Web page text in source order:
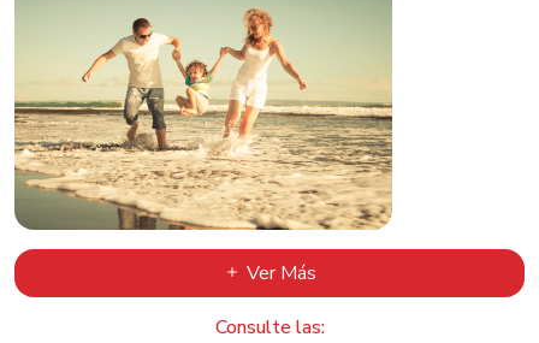
Ver Más
Consulte las: